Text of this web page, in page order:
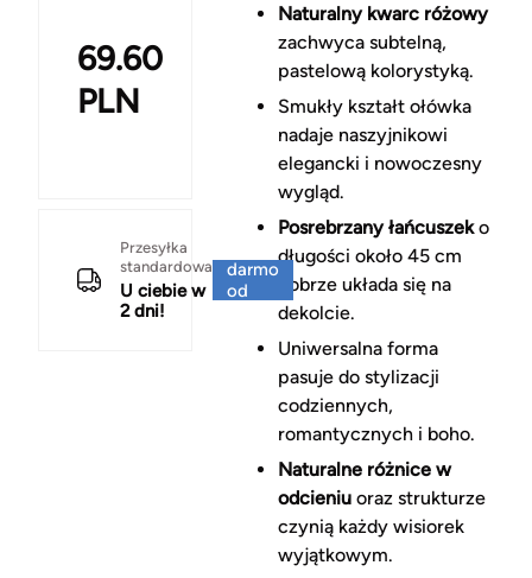
69.60
PLN
Przesyłka
standardowa
U ciebie w
2 dni!
darmo
od
Naturalny kwarc różowy
zachwyca subtelną,
pastelową kolorystyką.
Smukły kształt ołówka
nadaje naszyjnikowi
elegancki i nowoczesny
wygląd.
Posrebrzany łańcuszeko
długości około 45 cm
dobrze układa się na
dekolcie.
Uniwersalna forma
pasuje do stylizacji
codziennych,
romantycznych i boho.
Naturalne różnice w
odcieniuoraz strukturze
czynią każdy wisiorek
wyjątkowym.